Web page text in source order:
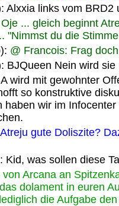
Alxxia links vom BRD2
Oje ... gleich beginnt
"Nimmst du die
@ Francois: Frag
BJQueen Nein wird sie
wird mit gewohnter
so konstruktive
haben wir im
gute Doliszite?
Kid, was sollen diese
von Arcana an
dolament in euren
die Aufgabe